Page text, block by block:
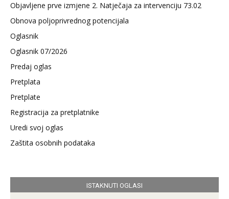
Objavljene prve izmjene 2. Natječaja za intervenciju 73.02
Obnova poljoprivrednog potencijala
Oglasnik
Oglasnik 07/2026
Predaj oglas
Pretplata
Pretplate
Registracija za pretplatnike
Uredi svoj oglas
Zaštita osobnih podataka
ISTAKNUTI OGLASI